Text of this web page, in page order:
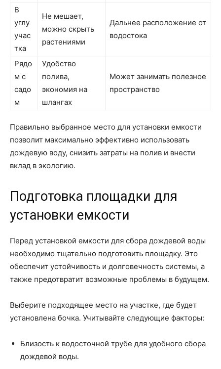
В
углу
учас
тка
Не мешает,
можно скрыть
растениями
Дальнее расположение от
водостока
Рядо
м с
садо
м
Удобство
полива,
экономия на
шлангах
Может занимать полезное
пространство
Правильно выбранное место для установки емкости
позволит максимально эффективно использовать
дождевую воду, снизить затраты на полив и внести
вклад в экологию.
Подготовка площадки для
установки емкости
Перед установкой емкости для сбора дождевой воды
необходимо тщательно подготовить площадку. Это
обеспечит устойчивость и долговечность системы, а
также предотвратит возможные проблемы в будущем.
Выберите подходящее место на участке, где будет
установлена бочка. Учитывайте следующие факторы:
Близость к водосточной трубе для удобного сбора
дождевой воды.